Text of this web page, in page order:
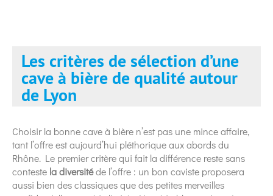
Les critères de sélection d’une
cave à bière de qualité autour
de Lyon
Choisir la bonne cave à bière n’est pas une mince affaire,
tant l’offre est aujourd’hui pléthorique aux abords du
Rhône. Le premier critère qui fait la différence reste sans
conteste la diversitéde l’offre : un bon caviste proposera
aussi bien des classiques que des petites merveilles